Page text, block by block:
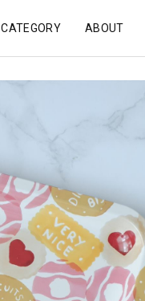
CATEGORY ABOUT